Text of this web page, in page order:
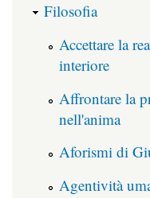
Filosofia
Accettare la
interiore
Affrontare la
nell'anima
Aforismi di
Agentività